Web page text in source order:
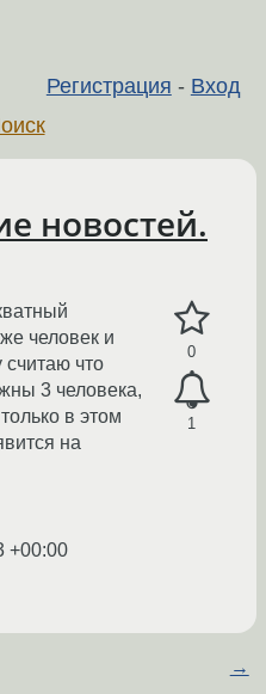
Регистрация - Вход
новостей.
0
1
человек и
что
3 человека,
в этом
на
+00:00
→